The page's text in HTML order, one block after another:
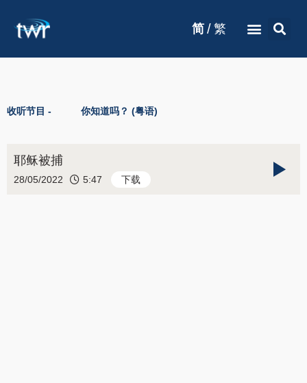
简 / 繁
收听节目 - 你知道吗？ (粤语)
耶稣被捕
28/05/2022 5:47 下载